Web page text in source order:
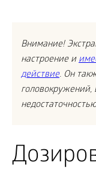
Внимание!
настроение и
действие. Он
головокружений,